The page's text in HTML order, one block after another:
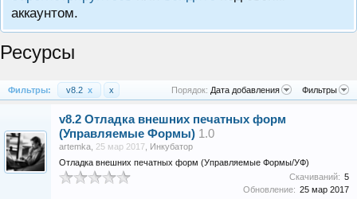
аккаунтом.
Ресурсы
Фильтры: v8.2 x x Порядок: Дата добавления Фильтры
v8.2 Отладка внешних печатных форм
(Управляемые Формы) 1.0
artemka 25 мар 2017 Инкубатор
Отладка внешних печатных форм (Управляемые Формы/УФ)
Скачиваний: 5
Обновление: 25 мар 2017